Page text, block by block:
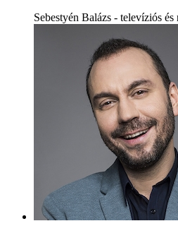
Sebestyén Balázs - televíziós